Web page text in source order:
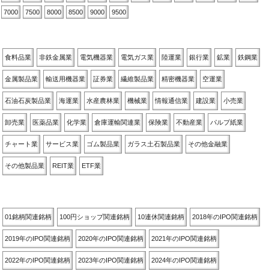
7000 7500 8000 8500 9000 9500
食料品業 非鉄金属業 電気機器業 電気ガス業 陸運業 銀行業 鉱業 鉄鋼業
金属製品業 輸送用機器業 証券業 繊維製品業 精密機器業 空運業
石油石炭製品業 海運業 水産農林業 機械業 情報通信業 建設業 小売業
卸売業 医薬品業 化学業 倉庫運輸関連業 保険業 不動産業 パルプ紙業
チャート業 サービス業 ゴム製品業 ガラス土石製品業 その他金融業
その他製品業 REIT業 ETF業
01銘柄関連銘柄 100円ショップ関連銘柄 10連休関連銘柄 2018年のIPO関連銘柄
2019年のIPO関連銘柄 2020年のIPO関連銘柄 2021年のIPO関連銘柄
2022年のIPO関連銘柄 2023年のIPO関連銘柄 2024年のIPO関連銘柄